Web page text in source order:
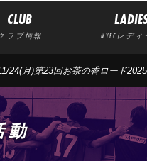
CLUB
ラブ情報 MYFCレディ
24(月)第23回お茶の香ロード
動